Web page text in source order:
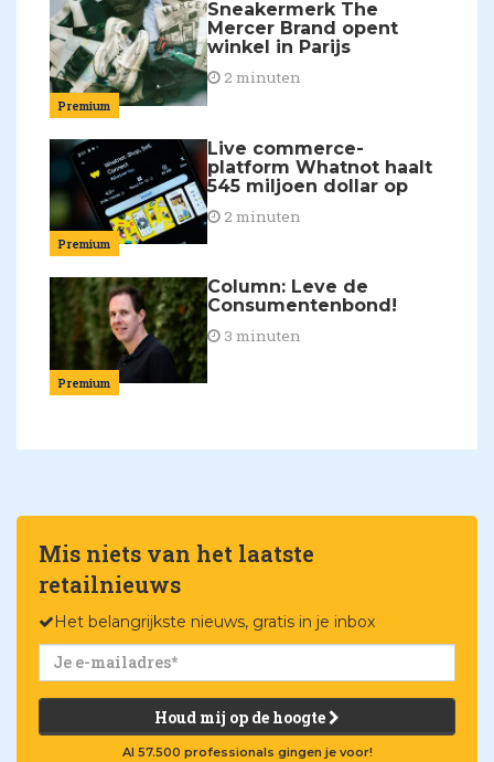
Premium
Sneakermerk The
Mercer Brand opent
winkel in Parijs
2 minuten
Premium
Live commerce-
platform Whatnot haalt
545 miljoen dollar op
2 minuten
Premium
Column: Leve de
Consumentenbond!
3 minuten
Mis niets van het laatste
retailnieuws
Het belangrijkste nieuws, gratis in je inbox
Houd mij op de hoogte
Al 57.500 professionals gingen je voor!